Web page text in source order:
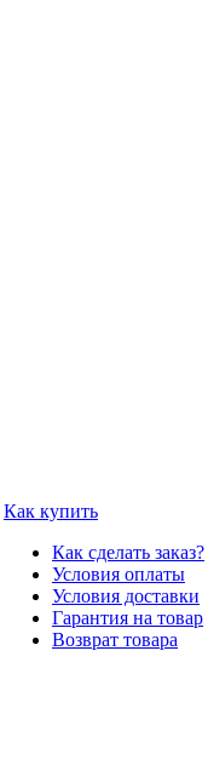
Как купить
Как сделать заказ?
Условия оплаты
Условия доставки
Гарантия на товар
Возврат товара